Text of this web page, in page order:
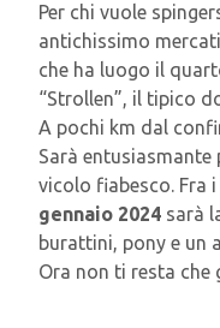
Per chi vuole
antichissimo
che ha luogo il
“Strollen”, il tipico
A pochi km dal
Sarà entusiasmante
vicolo fiabesco. Fra
gennaio 2024 sarà
burattini, pony e un
Ora non ti resta che